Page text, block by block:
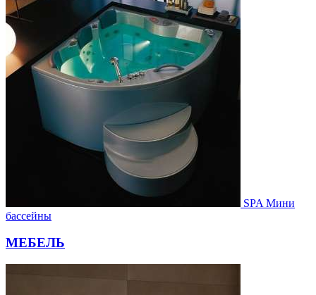
SPA Мини
бассейны
МЕБЕЛЬ